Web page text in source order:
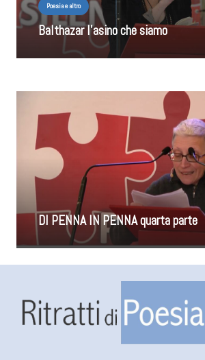
Poesia e altro
Balthazar l’asino che siamo
DI PENNA IN PENNA quarta parte